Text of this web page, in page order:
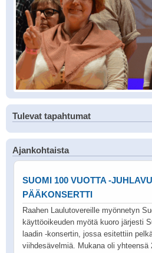
Tulevat tapahtumat
Ajankohtaista
SUOMI 100 VUOTTA -
PÄÄKONSERTTI
Raahen Laulutovereille myönnetyn
käyttöoikeuden myötä kuoro järjesti
laadin -konsertin, jossa esitettiin
viihdesävelmiä. Mukana oli yhteensä